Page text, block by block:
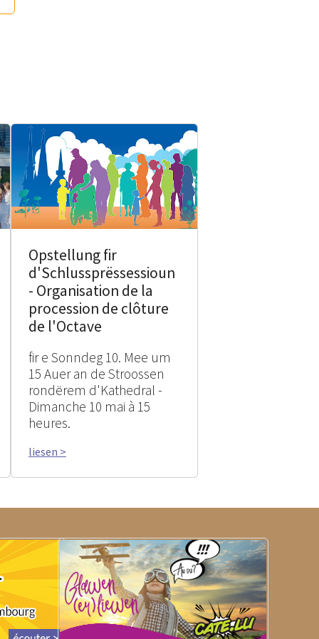
Opstellung fir
d'Schlussprëssessioun
- Organisation de la
procession de clôture
de l'Octave
fir e Sonndeg 10. Mee um
15 Auer an de Stroossen
rondërem d'Kathedral -
Dimanche 10 mai à 15
heures.
liesen >